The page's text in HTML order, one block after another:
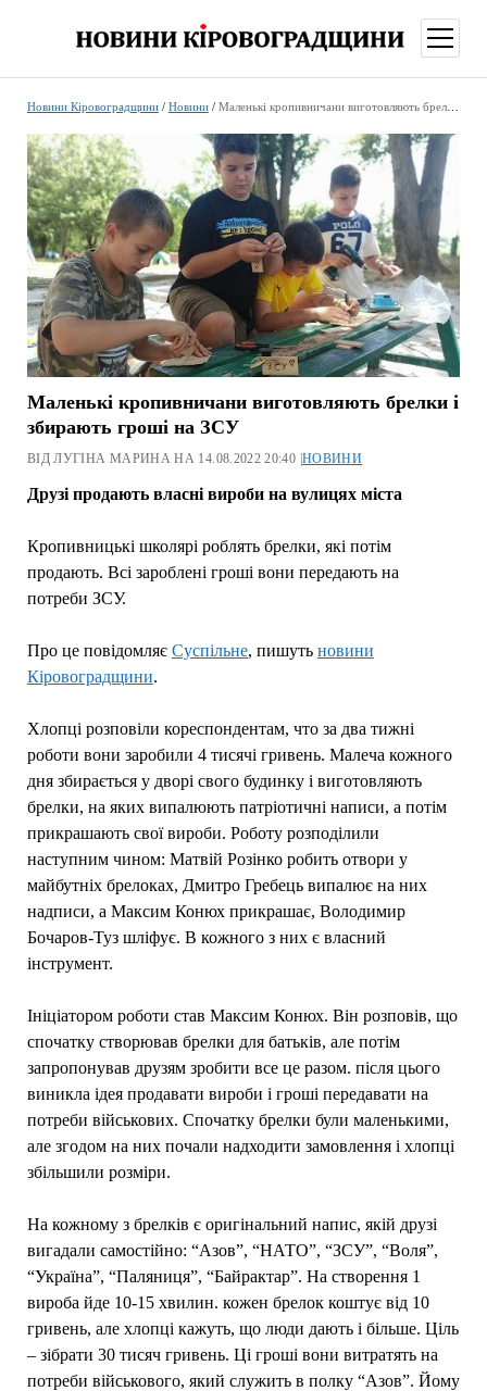
меню
Новини Кіровоградщини/ Новини/ Маленькі кропивничани виготовляють брелки і збирають гроші на ЗСУ
Маленькі кропивничани виготовляють брелки і
збирають гроші на ЗСУ
ВІД ЛУГІНА МАРИНА НА 14.08.2022 20:40 |НОВИНИ
Друзі продають власні вироби на вулицях міста
Кропивницькі школярі роблять брелки, які потім
продають. Всі зароблені гроші вони передають на
потреби ЗСУ.
Про це повідомляє Суспільне, пишуть новини
Кіровоградщини.
Хлопці розповіли кореспондентам, что за два тижні
роботи вони заробили 4 тисячі гривень. Малеча кожного
дня збирається у дворі свого будинку і виготовляють
брелки, на яких випалюють патріотичні написи, а потім
прикрашають свої вироби. Роботу розподілили
наступним чином: Матвій Розінко робить отвори у
майбутніх брелоках, Дмитро Гребець випалює на них
надписи, а Максим Конюх прикрашає, Володимир
Бочаров-Туз шліфує. В кожного з них є власний
інструмент.
Ініціатором роботи став Максим Конюх. Він розповів, що
спочатку створював брелки для батьків, але потім
запропонував друзям зробити все це разом. після цього
виникла ідея продавати вироби і гроші передавати на
потреби військових. Спочатку брелки були маленькими,
але згодом на них почали надходити замовлення і хлопці
збільшили розміри.
На кожному з брелків є оригінальний напис, якій друзі
вигадали самостійно: “Азов”, “НАТО”, “ЗСУ”, “Воля”,
“Україна”, “Паляниця”, “Байрактар”. На створення 1
вироба йде 10-15 хвилин. кожен брелок коштує від 10
гривень, але хлопці кажуть, що люди дають і більше. Ціль
– зібрати 30 тисяч гривень. Ці гроші вони витратять на
потреби військового, який служить в полку “Азов”. Йому